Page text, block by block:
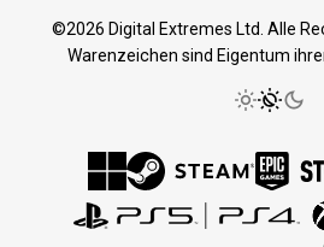
©2026 Digital Extremes Ltd. Alle
Warenzeichen sind Eigentum